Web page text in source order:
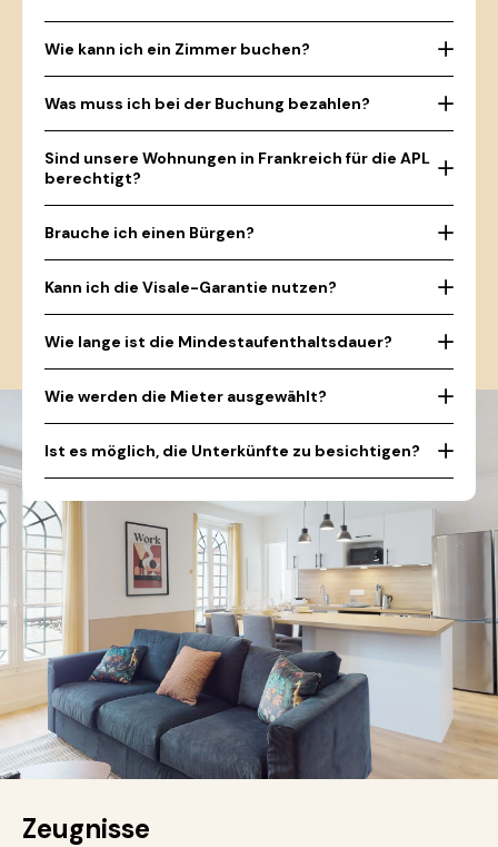
Wie kann ich ein Zimmer buchen?
Was muss ich bei der Buchung bezahlen?
Sind unsere Wohnungen in Frankreich für die APL
berechtigt?
Brauche ich einen Bürgen?
Kann ich die Visale-Garantie nutzen?
Wie lange ist die Mindestaufenthaltsdauer?
Wie werden die Mieter ausgewählt?
Ist es möglich, die Unterkünfte zu besichtigen?
Zeugnisse